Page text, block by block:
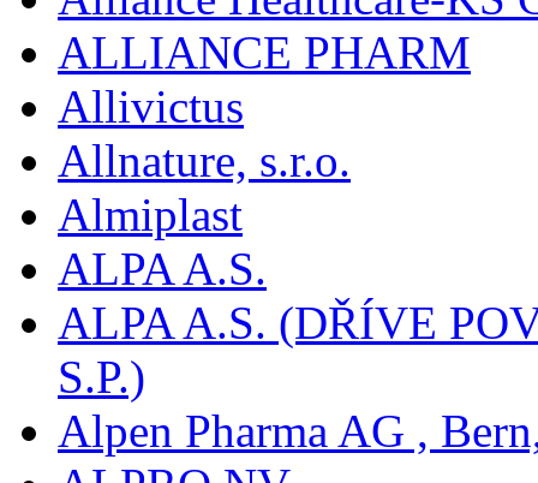
ALLIANCE PHARM
Allivictus
Allnature, s.r.o.
Almiplast
ALPA A.S.
ALPA A.S. (DŘÍVE
S.P.)
Alpen Pharma AG ,